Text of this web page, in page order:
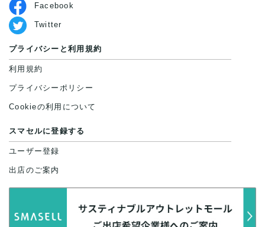
4着(87円/着)、ヘビーアウター1着
(350円/着)、ワンピース3着(116円/
着)
200㎏(参考:Tシャツ約800枚)仕入
れても7万円!!
仮にTシャツ800枚を800円/枚で販
売できた場合、64万円で販売でき
ることになり、
利益額は57万円になります!
Facebook
Twitter
プライバシーと利用規約
利用規約
プライバシーポリシー
Cookieの利用について
スマセルに登録する
ユーザー登録
出店のご案内